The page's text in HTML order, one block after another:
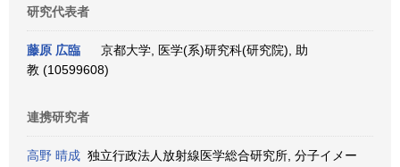
研究代表者
藤原 広臨
京都大学, 医学(系)研究科(研究院), 助
教 (10599608)
連携研究者
高野 晴成 独立行政法人放射線医学総合研究所, 分子イメー